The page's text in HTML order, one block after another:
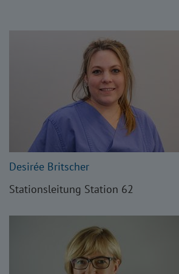
Desirée Britscher
Stationsleitung Station 62